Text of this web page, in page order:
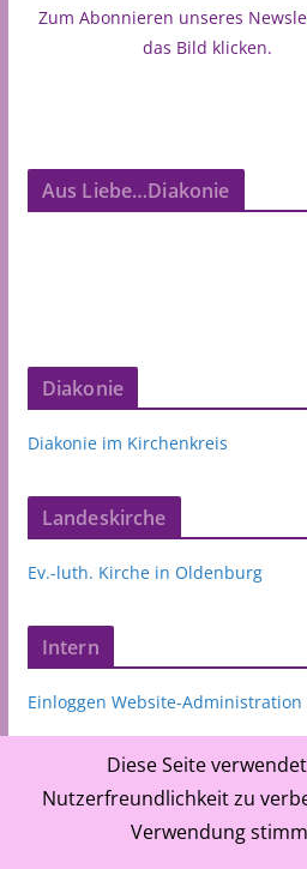
Zum Abonnieren unseres
das Bild klicken.
Aus Liebe…Diakonie
Diakonie
Diakonie im Kirchenkreis
Landeskirche
Ev.-luth. Kirche in Oldenburg
Intern
Einloggen Website-Administration
Diese Seite
Nutzerfreundlichkeit zu
Verwendung